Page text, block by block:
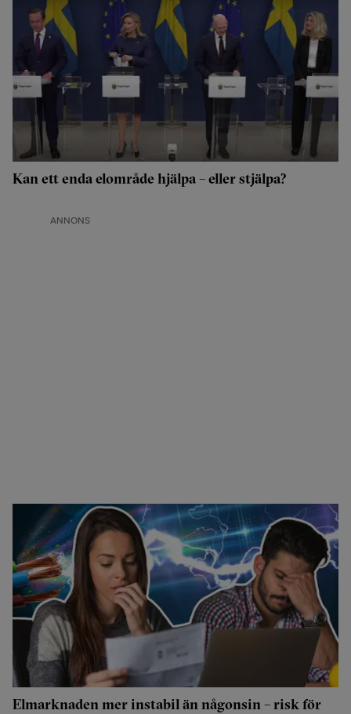
Kan ett enda elområde hjälpa – eller stjälpa?
ANNONS
Elmarknaden mer instabil än någonsin – risk för